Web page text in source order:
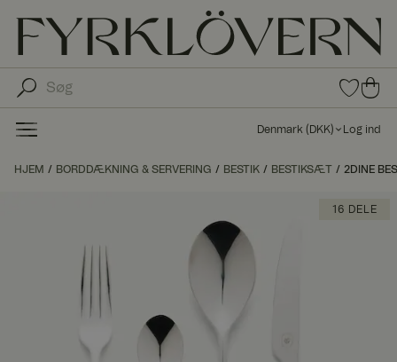
0
var
fav
0
var
er i
kø
kur
Denmark ( DKK) Log ind
HJEM BORDDÆKNING & SERVERING BESTIK BESTIKSÆT 2DINE
16 DELE